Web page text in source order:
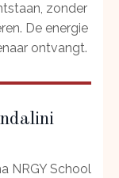
zonder
De energie
ontvangt.
NRGY School